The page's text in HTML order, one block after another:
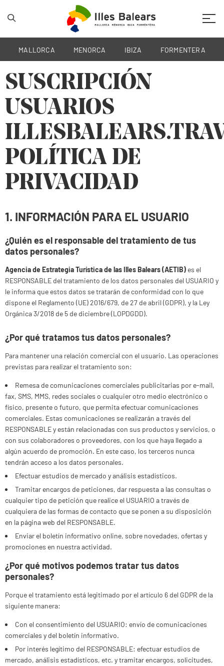
MALLORCA MENORCA IBIZA FORMENTERA
SUSCRIPCIÓN
USUARIOS
POLÍTICA DE
PRIVACIDAD
1. INFORMACIÓN PARA EL USUARIO
¿Quién es el responsable del tratamiento de tus
datos personales?
Agencia de Estrategia Turística de las Illes Balears (AETIB) es el
RESPONSABLE del tratamiento de los datos personales del USUARIO y
le informa que estos datos se tratarán de conformidad con lo que
dispone el Reglamento (UE) 2016/679, de 27 de abril (GDPR), y la Ley
Orgánica 3/2018 de 5 de diciembre (LOPDGDD).
¿Por qué tratamos tus datos personales?
Para mantener una relación comercial con el usuario. Las operaciones
previstas para realizar el tratamiento son:
Remesa de comunicaciones comerciales publicitarias por e-mail,
fax, SMS, MMS, redes sociales o cualquier otro medio electrónico o
físico, presente o futuro, que permita efectuar comunicaciones
comerciales. Estas comunicaciones se realizarán a través del
RESPONSABLE y están relacionadas con sus productos y servicios, o
con sus colaboradores o proveedores, con los que haya llegado a
algún acuerdo de promoción. En este caso, los terceros nunca
tendrán acceso a los datos personales.
Efectuar estudios de mercado y análisis estadísticos.
Tramitar encargos de peticiones, dar respuesta a las consultas o
cualquier tipo de petición que realice el USUARIO a través de
cualquiera de las formas de contacto que se ponen a su disposición
en la página web del RESPONSABLE.
Enviar el boletín informativo online, sobre novedades, ofertas y
promociones en nuestra actividad.
¿Por qué motivos podemos tratar tus datos
personales?
Porque el tratamiento está legitimado por el artículo 6 del GDPR de la
siguiente manera:
Con el consentimiento del USUARIO: envío de comunicaciones
comerciales y del boletín informativo.
Por interés legítimo del RESPONSABLE: efectuar estudios de
mercado, análisis estadísticos, etc. y tramitar encargos, solicitudes,